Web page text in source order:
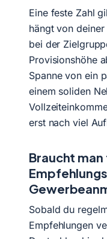
Eine feste Zahl
hängt von
bei der
Provisionshöhe
Spanne von ein
einem soliden
erst nach viel
Braucht man
Sobald du
Empfehlungen